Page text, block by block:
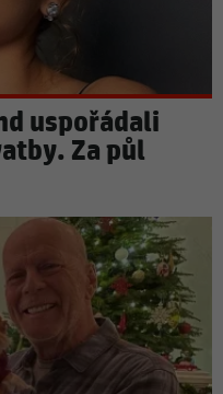
uspořádali
Za půl